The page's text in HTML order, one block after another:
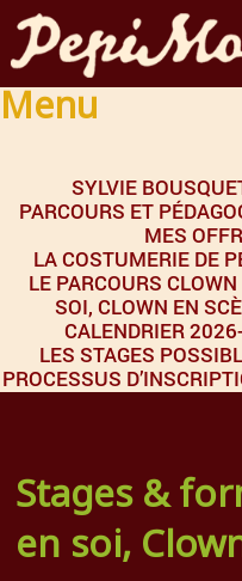
Menu
SYLVIE
PARCOURS ET
MES
LA COSTUMERIE DE
LE PARCOURS CLOWN
SOI, CLOWN EN
CALENDRIER
LES STAGES
PROCESSUS
Stages &
en soi,